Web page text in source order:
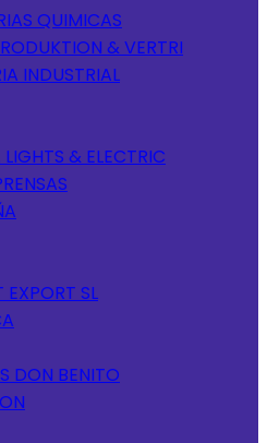
QUIMICAS
& VERTRI
INDUSTRIAL
& ELECTRIC
SL
DON BENITO